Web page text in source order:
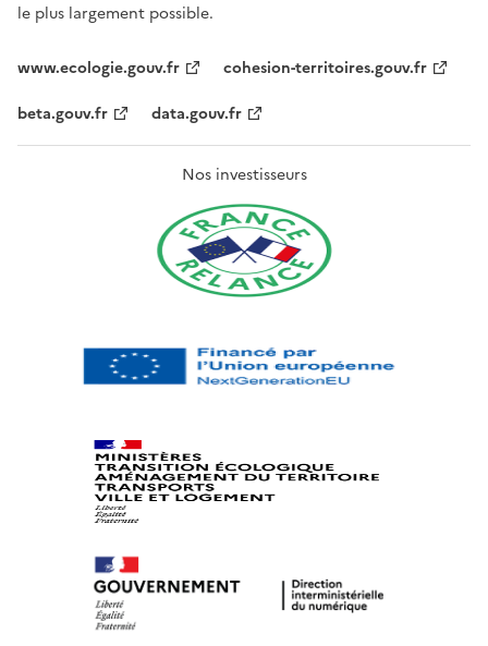
le plus largement possible.
www.ecologie.gouv.fr
cohesion-territoires.gouv.fr
beta.gouv.fr
data.gouv.fr
Nos investisseurs